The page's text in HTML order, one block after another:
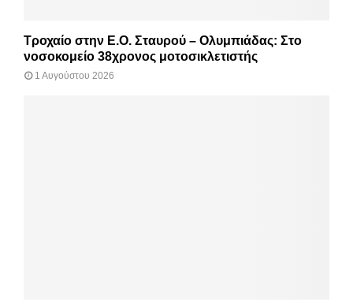
Τροχαίο στην Ε.Ο. Σταυρού – Ολυμπιάδας: Στο
νοσοκομείο 38χρονος μοτοσικλετιστής
1 Αυγούστου 2026